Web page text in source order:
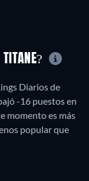
Diarios de
-16 puestos en
momento es más
popular que